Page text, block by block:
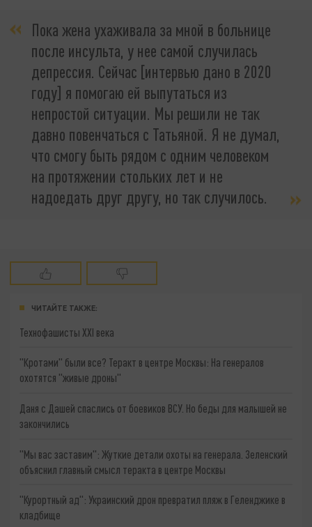
Пока жена ухаживала за мной в больнице
после инсульта, у нее самой случилась
депрессия. Сейчас [интервью дано в 2020
году] я помогаю ей выпутаться из
непростой ситуации. Мы решили не так
давно повенчаться с Татьяной. Я не думал,
что смогу быть рядом с одним человеком
на протяжении стольких лет и не
надоедать друг другу, но так случилось.
ЧИТАЙТЕ ТАКЖЕ:
Технофашисты XXI века
"Кротами" были все? Теракт в центре Москвы: На генералов
охотятся "живые дроны"
Даня с Дашей спаслись от боевиков ВСУ. Но беды для малышей не
закончились
"Мы вас заставим": Жуткие детали охоты на генерала. Зеленский
объяснил главный смысл теракта в центре Москвы
"Курортный ад": Украинский дрон превратил пляж в Геленджике в
кладбище